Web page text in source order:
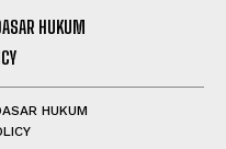
HUKUM
HUKUM